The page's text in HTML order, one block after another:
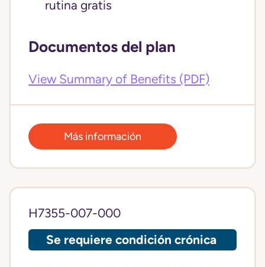
rutina gratis
Documentos del plan
View Summary of Benefits (PDF)
Más información
H7355-007-000
Se requiere condición crónica